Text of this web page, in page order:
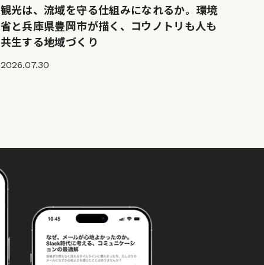
観光は、流域を守る仕組みになれるか。環境
省と兵庫県豊岡市が描く、コウノトリも人も
共生する地域づくり
2026.07.30